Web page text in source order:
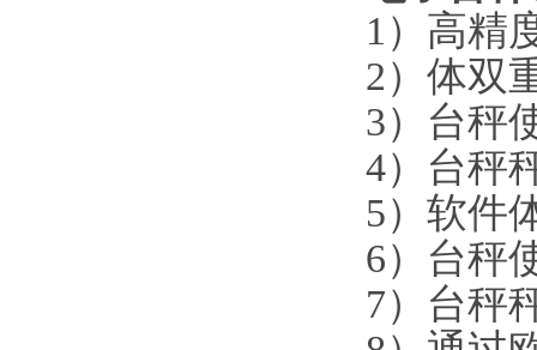
1 ）高精
2）体双
3）台秤
4）台秤
5）软件
6）台秤
7）台秤